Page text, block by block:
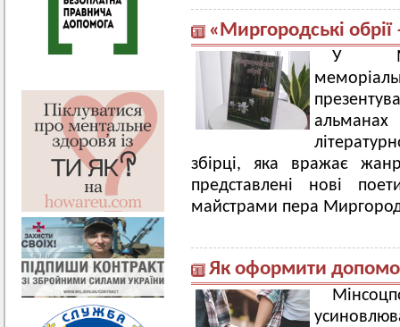
«Миргородські обрії
У
збірці, яка вражає
представлені нові
майстрами пера
Як оформити